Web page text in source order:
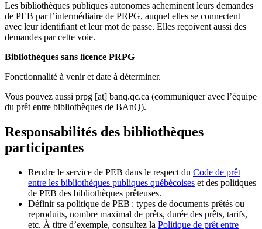
Les bibliothèques publiques autonomes acheminent leurs demandes
de PEB par l’intermédiaire de PRPG, auquel elles se connectent
avec leur identifiant et leur mot de passe. Elles reçoivent aussi des
demandes par cette voie.
Bibliothèques sans licence PRPG
Fonctionnalité à venir et date à déterminer.
Vous pouvez aussi prpg [at] banq.qc.ca (communiquer avec l’équipe
du prêt entre bibliothèques de BAnQ).
Responsabilités des bibliothèques
participantes
Rendre le service de PEB dans le respect du Code de prêt
entre les bibliothèques publiques québécoises et des politiques
de PEB des bibliothèques prêteuses.
Définir sa politique de PEB : types de documents prêtés ou
reproduits, nombre maximal de prêts, durée des prêts, tarifs,
etc. À titre d’exemple, consultez la Politique de prêt entre